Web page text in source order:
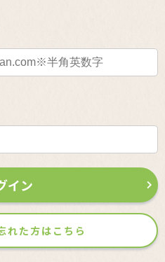
イン
れた方はこちら